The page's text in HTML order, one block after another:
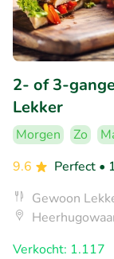
2- of 3-
Lekker
Morgen Zo
9.6
Perfect •
Gewoon
Verkocht: 1.117